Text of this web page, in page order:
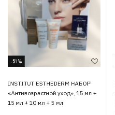
-51%
INSTITUT ESTHEDERM НАБОР
«Антивозрастной уход», 15 мл +
15 мл + 10 мл + 5 мл